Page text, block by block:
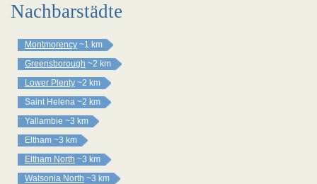
Nachbarstädte
Montmorency ~1 km
Greensborough ~2 km
Lower Plenty ~2 km
Saint Helena ~2 km
Yallambie ~3 km
Eltham ~3 km
Eltham North ~3 km
Watsonia North ~3 km